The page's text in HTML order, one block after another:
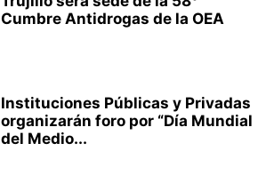
Cumbre Antidrogas de la OEA
Instituciones Públicas y Privadas
organizarán foro por “Día Mundial
del Medio...